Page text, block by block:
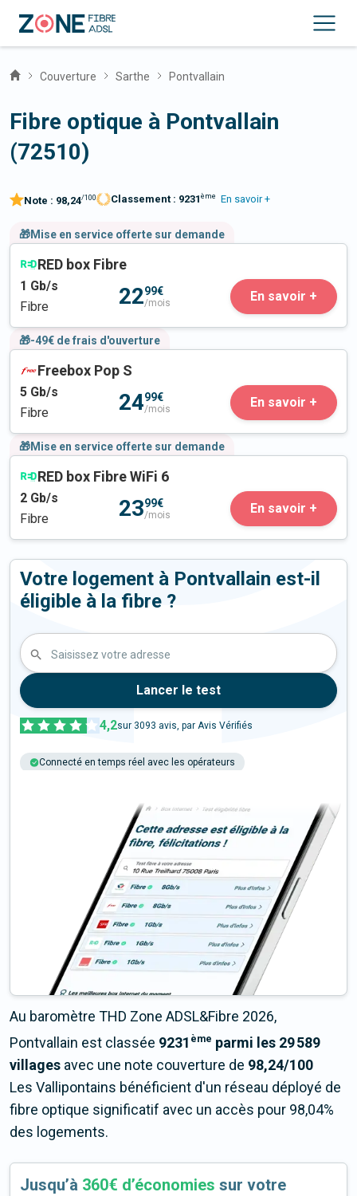
Couverture Sarthe Pontvallain
Fibre optique à Pontvallain
(72510)
Note : 98,24/100 Classement : 9231 ème En savoir +
🎁Mise en service offerte sur demande
RED box Fibre
1 Gb/s
Fibre
2299€
/mois En savoir +
🎁-49€ de frais d'ouverture
Freebox Pop S
5 Gb/s
Fibre
2499€
/mois En savoir +
🎁Mise en service offerte sur demande
RED box Fibre WiFi 6
2 Gb/s
Fibre
2399€
/mois En savoir +
Votre logement à Pontvallain est-il
éligible à la fibre ?
Saisissez votre adresse
Lancer le test
4,2sur 3093 avis, par Avis Vérifiés
Connecté en temps réel avec les opérateurs
Au baromètre THD Zone ADSL&Fibre 2026,
Pontvallain est classée 9231 ème parmi les 29 589
villages avec une note couverture de 98,24/100
Les Vallipontains bénéficient d'un réseau déployé de
fibre optique significatif avec un accès pour 98,04%
des logements.
Jusqu’à 360€ d’économies sur votre